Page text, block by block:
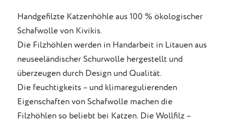
Handgefilzte Katzenhöhle aus 100 % ökologischer
Schafwolle von Kivikis.
Die Filzhöhlen werden in Handarbeit in Litauen aus
neuseeländischer Schurwolle hergestellt und
überzeugen durch Design und Qualität.
Die feuchtigkeits – und klimaregulierenden
Eigenschaften von Schafwolle machen die
Filzhöhlen so beliebt bei Katzen. Die Wollfilz –